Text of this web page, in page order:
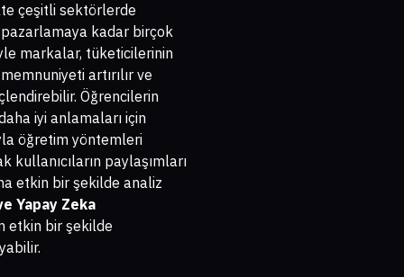
çeşitli sektörlerde
kadar birçok
markalar, tüketicilerinin
artırılır ve
Öğrencilerin
iyi anlamaları için
öğretim yöntemleri
kullanıcıların paylaşımları
etkin bir şekilde analiz
Yapay Zeka
etkin bir şekilde